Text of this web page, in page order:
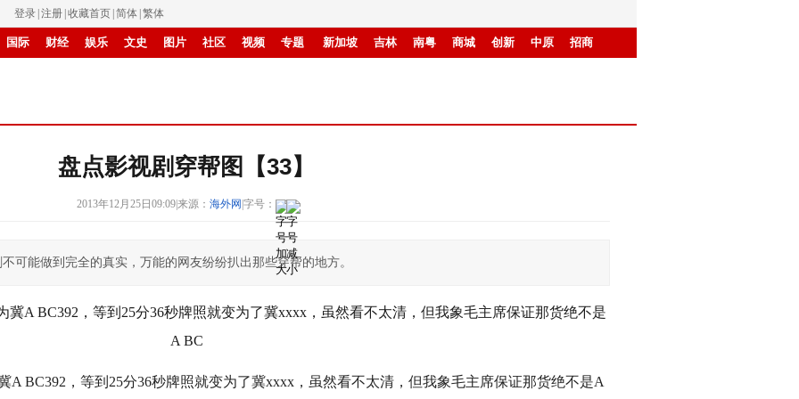
登录 注册 收藏首页 简体 繁体
国际 财经 娱乐 文史 图片 社区 视频 专题 新加坡 吉林 南粤 商城 创新 中原 招商
盘点影视剧穿帮图【33】
2013年12月25日09:09|来源： 海外网 字号：
可能做到完全的真实，万能的网友纷纷扒出那些穿帮的地方。
A BC392，等到25分36秒牌照就变为了冀xxxx，虽然看不太清，但我象毛主席保证那货绝不是A